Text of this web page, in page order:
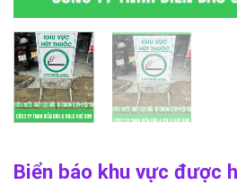
Biển báo khu vực được